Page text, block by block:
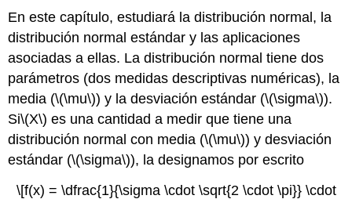
En este capítulo, estudiará la distribución normal, la
distribución normal estándar y las aplicaciones
asociadas a ellas. La distribución normal tiene dos
parámetros (dos medidas descriptivas numéricas), la
media (\(\mu\)) y la desviación estándar (\(\sigma\)).
Si\(X\) es una cantidad a medir que tiene una
distribución normal con media (\(\mu\)) y desviación
estándar (\(\sigma\)), la designamos por escrito
\[f(x) = \dfrac{1}{\sigma \cdot \sqrt{2 \cdot \pi}} \cdot